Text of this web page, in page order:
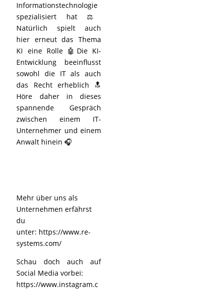
Informationstechnologie
spezialisiert hat ⚖️
Natürlich spielt auch
hier erneut das Thema
KI eine Rolle 🤖Die KI-
Entwicklung beeinflusst
sowohl die IT als auch
das Recht erheblich 🔝
Höre daher in dieses
spannende Gespräch
zwischen einem IT-
Unternehmer und einem
Anwalt hinein 🎧
Mehr über uns als
Unternehmen erfährst
du
unter: https://www.re-
systems.com/
Schau doch auch auf
Social Media vorbei:
https://www.instagram.c